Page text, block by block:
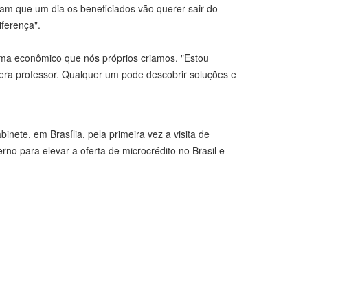
que um dia os beneficiados vão querer sair do
econômico que nós próprios criamos. "Estou
professor. Qualquer um pode descobrir soluções e
em Brasília, pela primeira vez a visita de
para elevar a oferta de microcrédito no Brasil e